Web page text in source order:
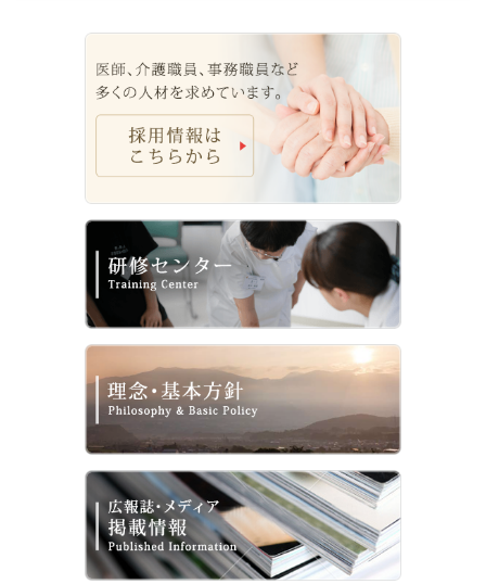
2026/07/24
【花火大会クラウドファンディング】目標金額の50％
を達成しました！
【求人】病院事務職員（医療事務全般）の採用求人を
2026/07/21
レストラン「ヴァイスホルン」お盆 休業日のお知らせ
2026/07/21
病院内でのマスク着用ルールが変わります
7/19（日）は内科医師、外科医師が勤務し外来診察を